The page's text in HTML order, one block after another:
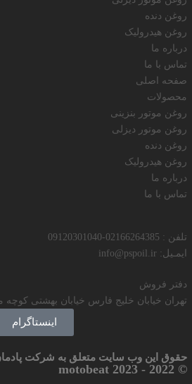
روغن دنده
روغن هیدرولیک
درباره ما
تماس با ما
صفحه اصلی
محصولات
روغن موتور بنزینی
روغن موتور دیزلی
روغن دنده
روغن هیدرولیک
درباره ما
تماس با ما
تلفن : 02166264385-09120301040
ایمـیل: info@pspoil.ir
دفتر فروش
تهران خیابان خلیج فارس خیابان بهشتی کوچه مهر
اینستاگرام
حقوق این وب سایت متعلق به شرکت
© 2022 - 2023 motobeat